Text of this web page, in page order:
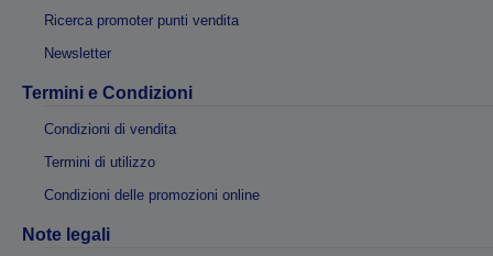
Ricerca promoter punti vendita
Newsletter
Termini e Condizioni
Condizioni di vendita
Termini di utilizzo
Condizioni delle promozioni online
Note legali